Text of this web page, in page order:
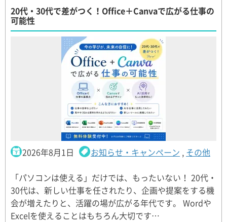
20代・30代で差がつく！Office＋Canvaで広がる仕事の
可能性
2026年8月1日 お知らせ・キャンペーン , その他
「パソコンは使える」だけでは、もったいない！ 20代・
30代は、新しい仕事を任されたり、企画や提案をする機
会が増えたりと、活躍の場が広がる年代です。 Wordや
Excelを使えることはもちろん大切です…